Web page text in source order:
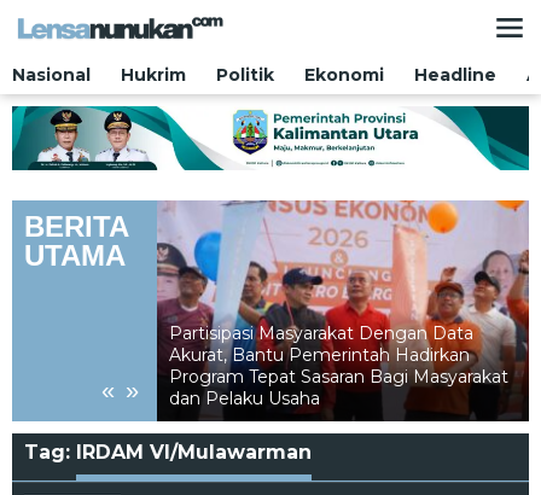
Nasional
Hukrim Politik Ekonomi Headline
BERITA
UTAMA
« »
Partisipasi Masyarakat Dengan Data
Akurat, Bantu Pemerintah Hadirkan
Program Tepat Sasaran Bagi Masyarakat
dan Pelaku Usaha
Tag: IRDAM VI/Mulawarman